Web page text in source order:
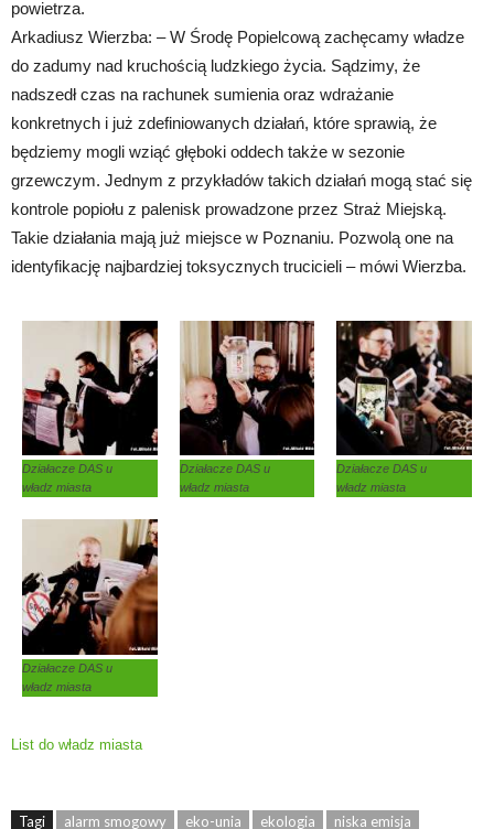
powietrza.
Arkadiusz Wierzba: – W Środę Popielcową zachęcamy władze
do zadumy nad kruchością ludzkiego życia. Sądzimy, że
nadszedł czas na rachunek sumienia oraz wdrażanie
konkretnych i już zdefiniowanych działań, które sprawią, że
będziemy mogli wziąć głęboki oddech także w sezonie
grzewczym. Jednym z przykładów takich działań mogą stać się
kontrole popiołu z palenisk prowadzone przez Straż Miejską.
Takie działania mają już miejsce w Poznaniu. Pozwolą one na
identyfikację najbardziej toksycznych trucicieli – mówi Wierzba.
Działacze DAS u
władz miasta
Działacze DAS u
władz miasta
Działacze DAS u
władz miasta
Działacze DAS u
władz miasta
List do władz miasta
Tagi alarm smogowy eko-unia ekologia niska emisja